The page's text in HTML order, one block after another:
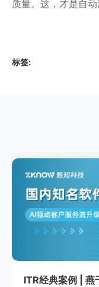
质量。这，才是自动
标签:
ITR经典案例 | 燕